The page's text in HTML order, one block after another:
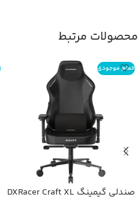
محصولات مرتبط
اتمام موجودی
صندلی گیمینگ DXRacer Craft XL